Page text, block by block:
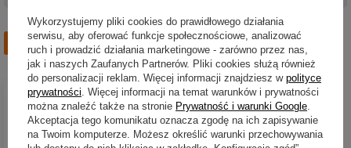
Zobacz również
Wykorzystujemy pliki cookies do prawidłowego działania
serwisu, aby oferować funkcje społecznościowe, analizować
ruch i prowadzić działania marketingowe - zarówno przez nas,
jak i naszych Zaufanych Partnerów. Pliki cookies służą również
do personalizacji reklam. Więcej informacji znajdziesz w polityce
prywatności . Więcej informacji na temat warunków i prywatności
można znaleźć także na stronie Prywatność i warunki Google
Akceptacja tego komunikatu oznacza zgodę na ich zapisywanie
na Twoim komputerze. Możesz określić warunki przechowywania